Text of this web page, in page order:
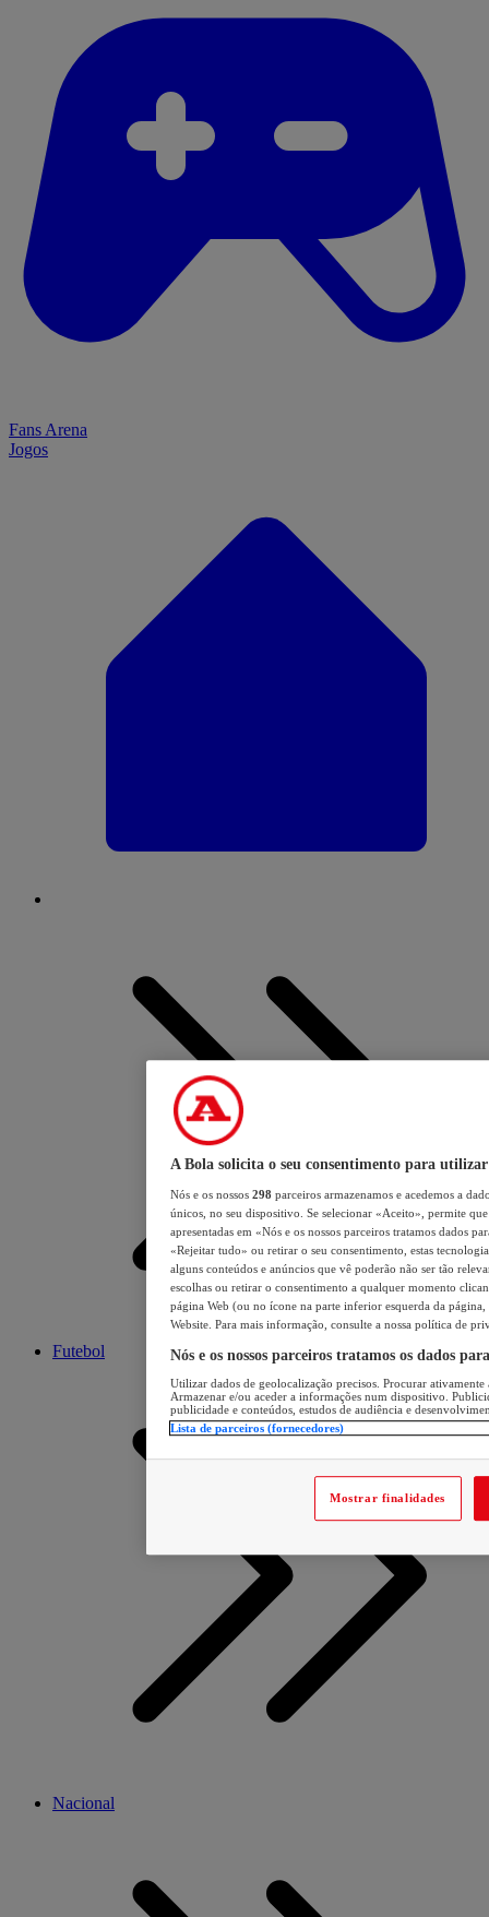
Fans Arena
Jogos
Futebol
Nacional
A Bola solicita o seu consentimento para utilizar
Nós e os nossos 298 parceiros armazenamos e acedemos a
únicos, no seu dispositivo. Se selecionar «Aceito», permite
apresentadas em «Nós e os nossos parceiros tratamos dados
«Rejeitar tudo» ou retirar o seu consentimento, estas
alguns conteúdos e anúncios que vê poderão não ser tão
escolhas ou retirar o consentimento a qualquer momento
página Web (ou no ícone na parte inferior esquerda da página,
Website. Para mais informação, consulte a nossa política de
Nós e os nossos parceiros tratamos os dados
Utilizar dados de geolocalização precisos. Procurar
Armazenar e/ou aceder a informações num dispositivo.
publicidade e conteúdos, estudos de audiência e
Lista de parceiros (fornecedores)
Mostrar finalidades